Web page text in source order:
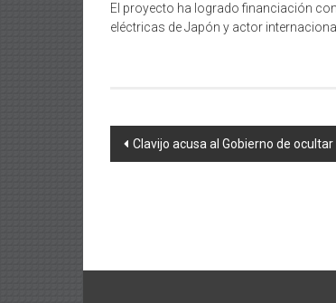
El proyecto ha logrado financiación
eléctricas de Japón y actor
Navegación
Clavijo acusa al Gobierno de